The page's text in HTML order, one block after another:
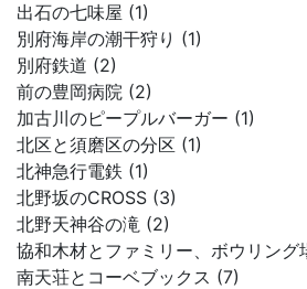
出石の七味屋 (1)
別府海岸の潮干狩り (1)
別府鉄道 (2)
前の豊岡病院 (2)
加古川のピープルバーガー (1)
北区と須磨区の分区 (1)
北神急行電鉄 (1)
北野坂のCROSS (3)
北野天神谷の滝 (2)
協和木材とファミリー、ボウリング
南天荘とコーベブックス (7)